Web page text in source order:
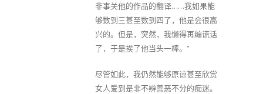
非事关他的作品的翻译……我如果能
够数到三甚至数到四了，他是会很高
兴的。但是，突然，我懒得再编谎话
了，于是挨了他当头一棒。”
尽管如此，我仍然能够原谅甚至欣赏
女人爱到是非不辨善恶不分的痴迷。